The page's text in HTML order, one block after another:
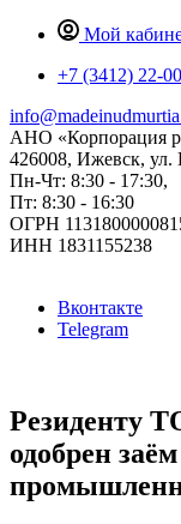
Мой
+7 (3412) 22-
АНО «Корпорация
426008, Ижевск, ул.
Пн-Чт: 8:30 - 17:30,
Пт: 8:30 - 16:30
ОГРН
ИНН 1831155238
Вконтакте
Telegram
Резиденту
одобрен